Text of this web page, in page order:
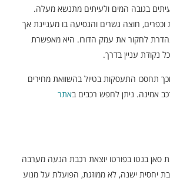
בגובה המים ולעיתים מתנשא מעלה.
חוצה גשרים והנסיעה בו מעניינת אך
נהדרת לחקור את עמק הדורו. היא מאפשרת
נקודת עניין בדרך.
תחסכו התעסקות בטיול בהשוואת מחירים
אמינה. ניתן לחפש רכבים ב אתר
בנטו בפורטו יוצאת רכבת הנעה מערבה
יחסית ישנה, לא ממוזגת, הפועלת על מנוע